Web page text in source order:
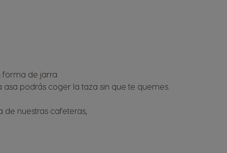
de jarra.
podrás coger la taza sin que te quemes.
de nuestras cafeteras,